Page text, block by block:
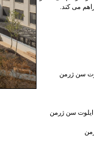
می کند.
سن ژرمن
سن ژرمن